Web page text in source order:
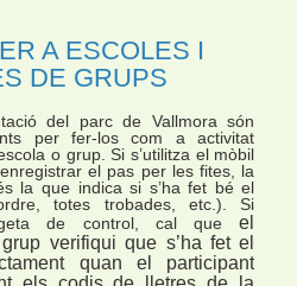
A ESCOLES I
DE GRUPS
del parc de Vallmora són
per fer-los com a activitat
o grup. Si s’utilitza el mòbil
el pas per les fites, la
la que indica si s’ha fet bé el
totes trobades, etc.). Si
de control, cal queel
verifiqui que s’ha fet el
quan el participant